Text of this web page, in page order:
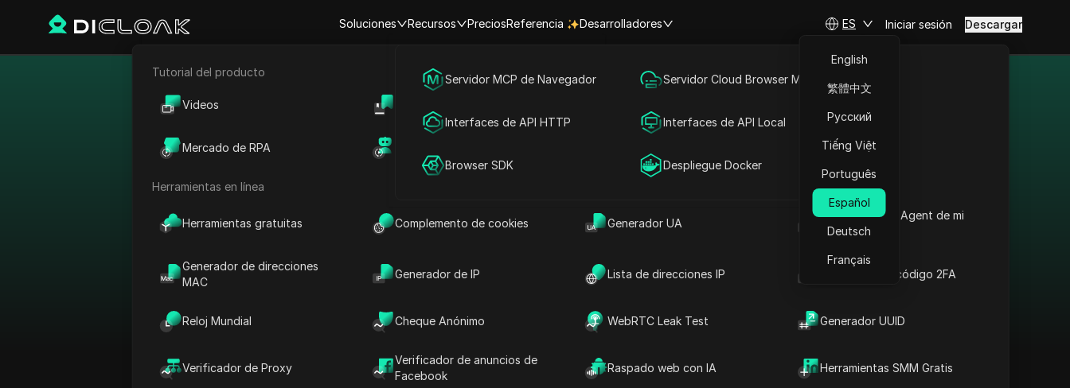
Soluciones
Comercio electrónico Marketing en redes sociales
Publicidad
Compartir cuenta
Recursos
Tutorial del producto
Videos
Mercado de RPA
Herramientas en línea
Herramientas gratuitas Complemento de cookies Generador UA
Cuál es el User Agent de mi
navegador
Generador de direcciones
MAC
Generador de IP Lista de direcciones IP Generador de código 2FA
Reloj Mundial Cheque Anónimo WebRTC Leak Test Generador UUID
Verificador de Proxy
Verificador de anuncios de
Facebook
Raspado web con IA Herramientas SMM Gratis
PreciosReferencia Desarrolladores
Servidor MCP de Navegador Servidor Cloud Browser MCP
Interfaces de API HTTP Interfaces de API Local
Browser SDK Despliegue Docker
ES
English
繁體中文
Русский
Tiếng Việt
Português
Español
Deutsch
Français
Iniciar sesión Descargar
Eludir las restricciones de Coinbase y de diferentes
países/regiones.
Plataforma
Adsterra
País
Eludir restricciones en
Japón: Proxy de
Eludir restricciones en
República Checa:
Antidetect
Eludir restricciones en
Canadá: Proxy de
Coinbase + Antidetect
Eludir restricciones en
Eludir restricciones en
Eludir restricciones en